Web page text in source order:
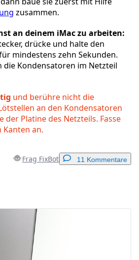
zusammen.
an deinem iMac zu arbeiten:
drücke und halte den
mindestens zehn Sekunden.
die Kondensatoren im Netzteil
und berühre nicht die
an den Kondensatoren
der Platine des Netzteils. Fasse
Kanten an.
Frag FixBot 11 Kommentare